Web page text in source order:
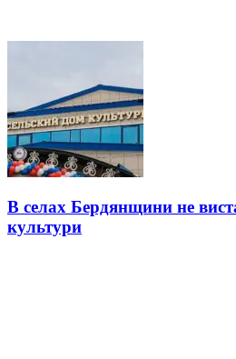
В селах Бердянщини не
культури